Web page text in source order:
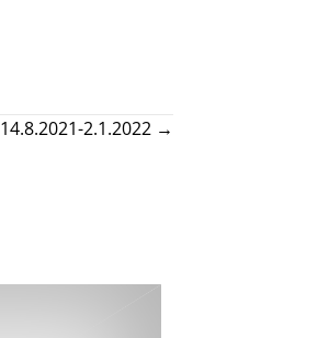
2.1.2022 →